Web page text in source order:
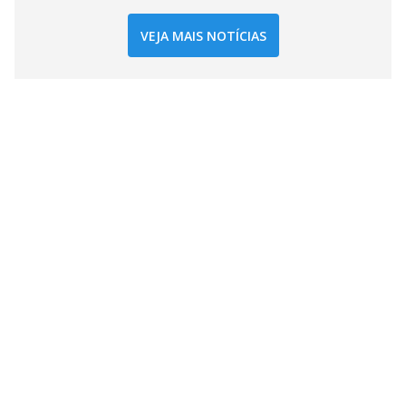
VEJA MAIS NOTÍCIAS